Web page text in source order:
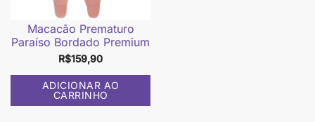
Macacão Prematuro
Paraíso Bordado Premium
R$159,90
ADICIONAR AO
CARRINHO